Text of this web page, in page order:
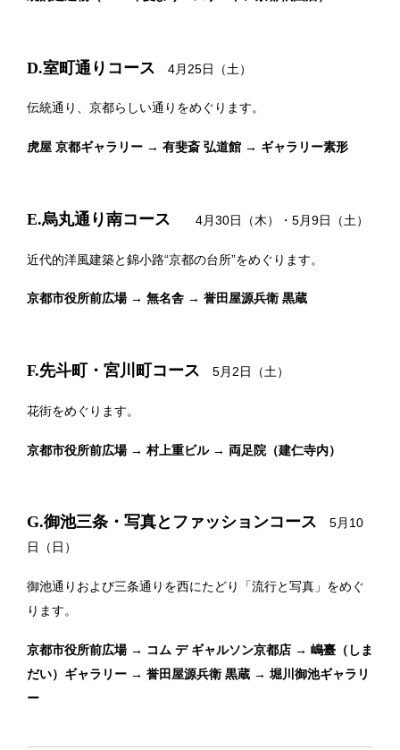
D.室町通りコース 4月25日（土）
伝統通り、京都らしい通りをめぐります。
虎屋 京都ギャラリー → 有斐斎 弘道館 → ギャラリー素形
E.烏丸通り南コース 4月30日（木）・5月9日（土）
近代的洋風建築と錦小路“京都の台所”をめぐります。
京都市役所前広場 → 無名舎 → 誉田屋源兵衛 黒蔵
F.先斗町・宮川町コース 5月2日（土）
花街をめぐります。
京都市役所前広場 → 村上重ビル → 両足院（建仁寺内）
G.御池三条・写真とファッションコース 5月10
日（日）
御池通りおよび三条通りを西にたどり「流行と写真」をめぐ
ります。
京都市役所前広場 → コム デ ギャルソン京都店 → 嶋臺（しま
だい）ギャラリー → 誉田屋源兵衛 黒蔵 → 堀川御池ギャラリ
ー